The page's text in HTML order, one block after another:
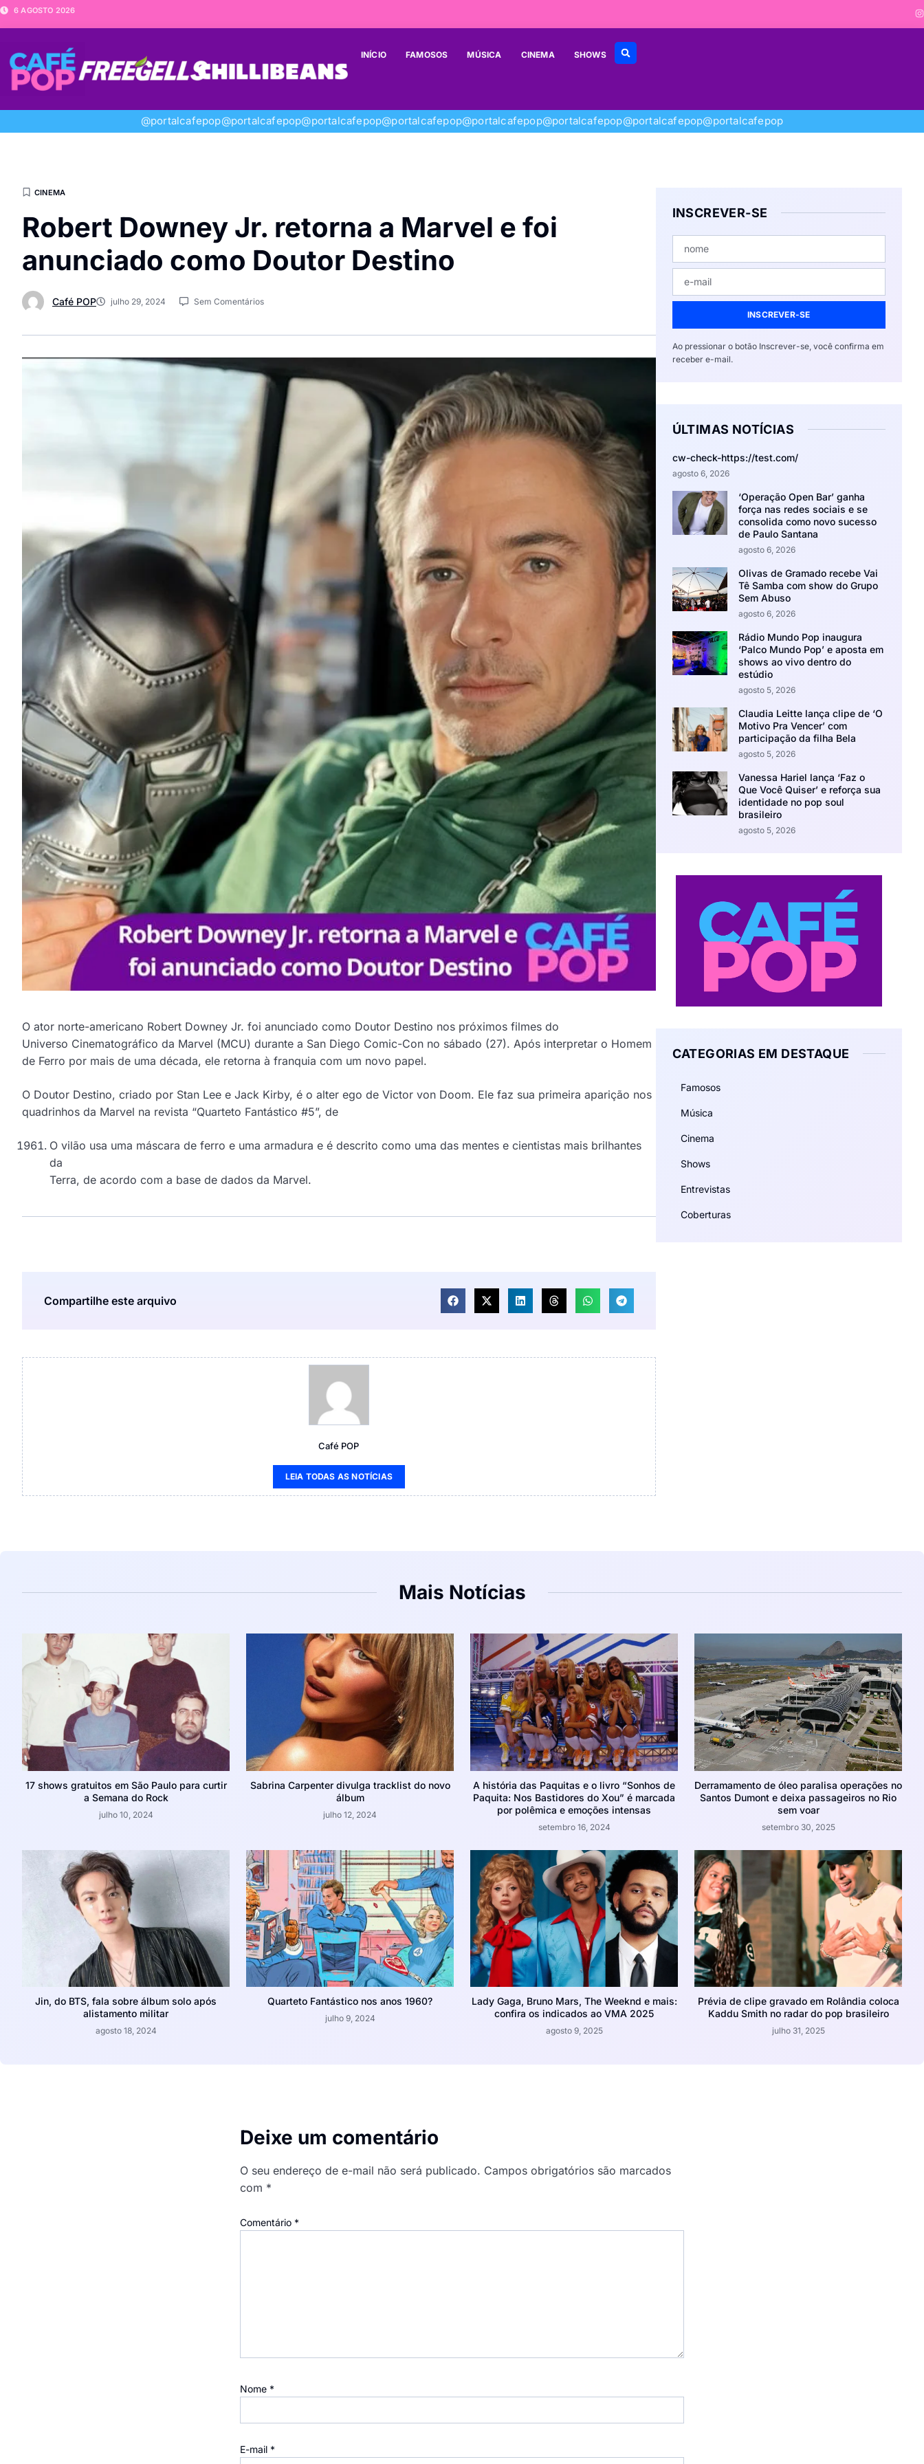
6 AGOSTO 2026
INÍCIO FAMOSOS MÚSICA CINEMA SHOWS
@portalcafepop@portalcafepop@portalcafepop@portalcafepop@portalcafepop@portalcafepop@portalcafepop@portalcafepop
CINEMA
Robert Downey Jr. retorna a Marvel e foi
anunciado como Doutor Destino
Café POP julho 29, 2024 Sem Comentários
O ator norte-americano Robert Downey Jr. foi anunciado como Doutor Destino nos próximos filmes do
Universo Cinematográfico da Marvel (MCU) durante a San Diego Comic-Con no sábado (27). Após interpretar o Homem
de Ferro por mais de uma década, ele retorna à franquia com um novo papel.
O Doutor Destino, criado por Stan Lee e Jack Kirby, é o alter ego de Victor von Doom. Ele faz sua primeira aparição nos
quadrinhos da Marvel na revista “Quarteto Fantástico #5”, de
O vilão usa uma máscara de ferro e uma armadura e é descrito como uma das mentes e cientistas mais brilhantes
da
Terra, de acordo com a base de dados da Marvel.
Compartilhe este arquivo
Café POP
LEIA TODAS AS NOTÍCIAS
INSCREVER-SE
INSCREVER-SE
Ao pressionar o botão Inscrever-se, você confirma em
receber e-mail.
ÚLTIMAS NOTÍCIAS
cw-check-https://test.com/
agosto 6, 2026
‘Operação Open Bar’ ganha
força nas redes sociais e se
consolida como novo sucesso
de Paulo Santana
agosto 6, 2026
Olivas de Gramado recebe Vai
Tê Samba com show do Grupo
Sem Abuso
agosto 6, 2026
Rádio Mundo Pop inaugura
‘Palco Mundo Pop’ e aposta em
shows ao vivo dentro do
estúdio
agosto 5, 2026
Claudia Leitte lança clipe de ‘O
Motivo Pra Vencer’ com
participação da filha Bela
agosto 5, 2026
Vanessa Hariel lança ‘Faz o
Que Você Quiser’ e reforça sua
identidade no pop soul
brasileiro
agosto 5, 2026
CATEGORIAS EM DESTAQUE
Famosos
Música
Cinema
Shows
Entrevistas
Coberturas
Mais Notícias
17 shows gratuitos em São Paulo para curtir
a Semana do Rock
julho 10, 2024
Sabrina Carpenter divulga tracklist do novo
álbum
julho 12, 2024
A história das Paquitas e o livro “Sonhos de
Paquita: Nos Bastidores do Xou” é marcada
por polêmica e emoções intensas
setembro 16, 2024
Derramamento de óleo paralisa operações no
Santos Dumont e deixa passageiros no Rio
sem voar
setembro 30, 2025
Jin, do BTS, fala sobre álbum solo após
alistamento militar
agosto 18, 2024
Quarteto Fantástico nos anos 1960?
julho 9, 2024
Lady Gaga, Bruno Mars, The Weeknd e mais:
confira os indicados ao VMA 2025
agosto 9, 2025
Prévia de clipe gravado em Rolândia coloca
Kaddu Smith no radar do pop brasileiro
julho 31, 2025
Deixe um comentário
O seu endereço de e-mail não será publicado. Campos obrigatórios são marcados
com *
Comentário *
Nome *
E-mail *